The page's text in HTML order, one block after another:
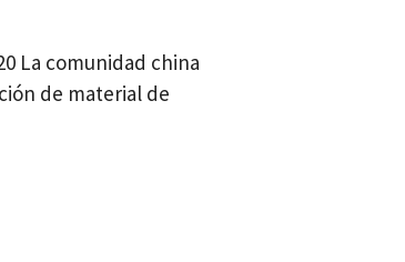
La comunidad china
de material de